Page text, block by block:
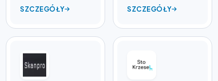
SZCZEGÓŁY SZCZEGÓŁY